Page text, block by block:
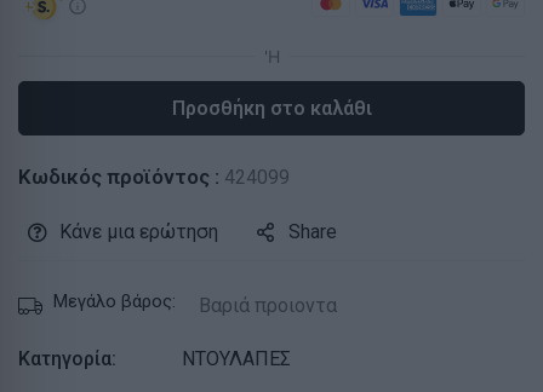
Προσθήκη στο καλάθι
Κωδικός προϊόντος : 424099
Κάνε μια ερώτηση Share
Μεγάλο βάρος: Βαριά προιοντα
Κατηγορία:
ΝΤΟΥΛΑΠΕΣ